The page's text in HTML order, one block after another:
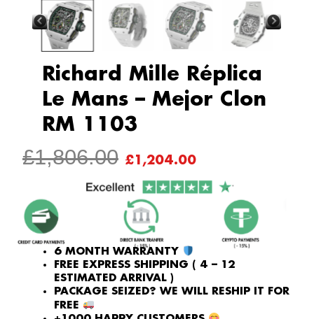
Richard Mille Réplica
Le Mans – Mejor Clon
RM 1103
£1,806.00 ORIGINAL
PRICE
WAS:
£1,806.00.
£1,204.00CURRENT
PRICE
IS:
£1,204.00.
6 MONTH WARRANTY
FREE EXPRESS SHIPPING ( 4 – 12
ESTIMATED ARRIVAL )
PACKAGE SEIZED? WE WILL RESHIP IT FOR
FREE